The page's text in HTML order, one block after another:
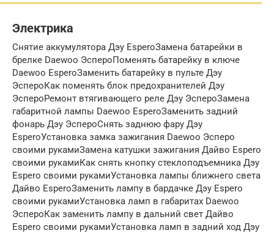
Электрика
Снятие аккумулятора Дэу EsperoЗамена батарейки в
брелке Daewoo ЭспероПоменять батарейку в ключе
Daewoo EsperoЗаменить батарейку в пульте Дэу
ЭспероКак поменять блок предохранителей Дэу
ЭспероРемонт втягивающего реле Дэу ЭспероЗамена
габаритной лампы Daewoo EsperoЗаменить задний
фонарь Дэу ЭспероСнять заднюю фару Дэу
EsperoУстановка замка зажигания Daewoo Эсперо
своими рукамиЗамена катушки зажигания Дайво Espero
своими рукамиКак снять кнопку стеклоподъемника Дэу
Espero своими рукамиУстановка лампы ближнего света
Дайво EsperoЗаменить лампу в бардачке Дэу Espero
своими рукамиУстановка ламп в габаритах Daewoo
ЭспероКак заменить лампу в дальний свет Дайво
Espero своими рукамиУстановка ламп в задний ход Дэу